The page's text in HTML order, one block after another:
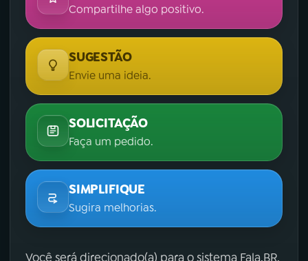
Compartilhe algo positivo.
SUGESTÃO
Envie uma ideia.
SOLICITAÇÃO
Faça um pedido.
SIMPLIFIQUE
Sugira melhorias.
Você será direcionado(a) para o sistema Fala.BR,